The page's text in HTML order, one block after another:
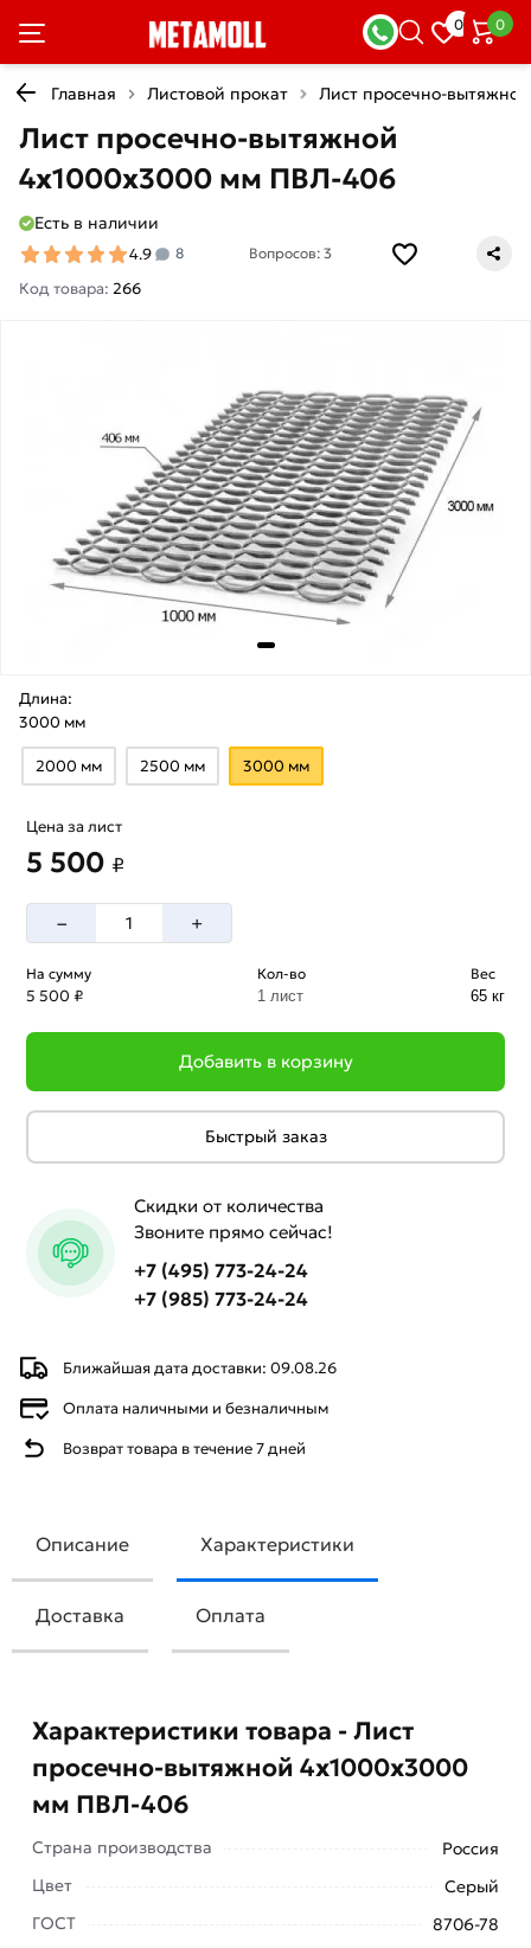
0 0
Главная Листовой прокат Лист просечно-вытяжной
Лист просечно-вытяжной
4х1000х3000 мм ПВЛ-406
Есть в наличии
4.9 8 Вопросов: 3
Код товара: 266
Длина:
3000 мм
2000 мм 2500 мм 3000 мм
Ближайшая дата доставки: 09.08.26
Оплата наличными и безналичным
Возврат товара в течение 7 дней
Цена за лист
5 500 ₽
– +
На сумму
5 500 ₽
Кол-во
1 лист
Вес
65 кг
Добавить в корзину
Быстрый заказ
Скидки от количества
Звоните прямо сейчас!
+7 (495) 773-24-24
+7 (985) 773-24-24
Описание Характеристики
Доставка Оплата
Характеристики товара - Лист
просечно-вытяжной 4х1000х3000
мм ПВЛ-406
Страна производства
Россия
Цвет
Серый
ГОСТ
8706-78